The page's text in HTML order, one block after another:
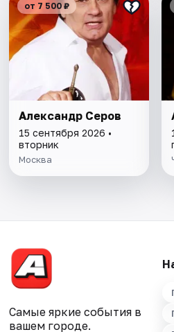
от 7 500 ₽
Александр Серов
15 сентября 2026 •
вторник
Москва
Самые яркие события в
вашем городе.